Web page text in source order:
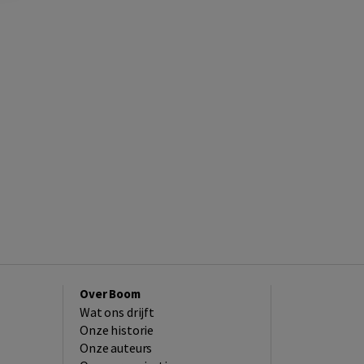
Over Boom
Wat ons drijft
Onze historie
Onze auteurs